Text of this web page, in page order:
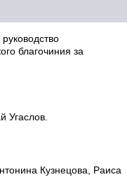
благочиния за
Угаслов.
Кузнецова, Раиса